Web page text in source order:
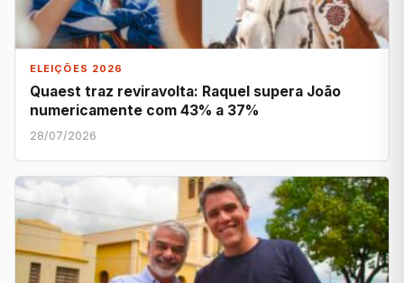
ELEIÇÕES 2026
Quaest traz reviravolta: Raquel supera João
numericamente com 43% a 37%
28/07/2026